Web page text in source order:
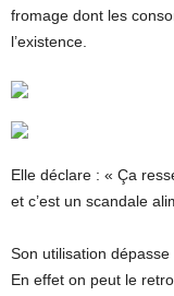
fromage dont les
l’existence.
Elle déclare : « Ça
et c’est un scandale
Son utilisation
En effet on peut le